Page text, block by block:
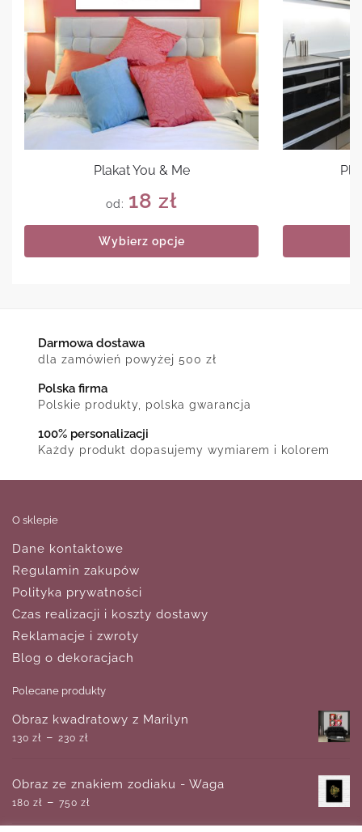
Plakat You & Me
od: 18 zł
Wybierz opcje
Darmowa dostawa
dla zamówień powyżej 500 zł
Polska firma
Polskie produkty, polska gwarancja
100% personalizacji
Każdy produkt dopasujemy wymiarem i kolorem
O sklepie
Dane kontaktowe
Regulamin zakupów
Polityka prywatności
Czas realizacji i koszty dostawy
Reklamacje i zwroty
Blog o dekoracjach
Polecane produkty
Obraz kwadratowy z Marilyn
130 zł – 230 zł
Obraz ze znakiem zodiaku - Waga
180 zł – 750 zł